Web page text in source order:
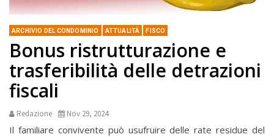
ARCHIVIO DEL CONDOMINIO ATTUALITÀ FISCO
Bonus ristrutturazione e
trasferibilità delle detrazioni
fiscali
Redazione Nov 29, 2024
Il familiare convivente può usufruire delle rate residue del